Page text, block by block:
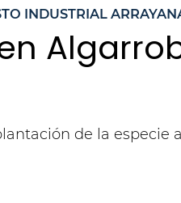
INDUSTRIAL
de la especie